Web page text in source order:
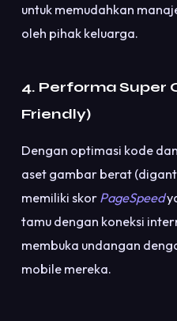
untuk memudahkan
oleh pihak keluarga.
4. Performa Super
Friendly)
Dengan optimasi kode
aset gambar berat
memiliki skor PageSpeed
tamu dengan koneksi
membuka undangan
mobile mereka.